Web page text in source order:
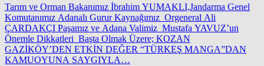
Tarım ve Orman Bakanımız İbrahim YUMAKLI,Jandarma Genel
Komutanımız Adanalı Gurur Kaynağımız Orgeneral Ali
ÇARDAKÇI Paşamız ve Adana Valimiz Mustafa YAVUZ’un
Önemle Dikkatleri Başta Olmak Üzere; KOZAN
GAZİKÖY’DEN ETKİN DEĞER “TÜRKEŞ MANGA”DAN
KAMUOYUNA SAYGIYLA…